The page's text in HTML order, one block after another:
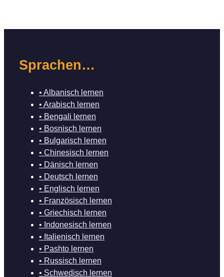
Sprachen…
• Albanisch lernen
• Arabisch lernen
• Bengali lernen
• Bosnisch lernen
• Bulgarisch lernen
• Chinesisch lernen
• Dänisch lernen
• Deutsch lernen
• Englisch lernen
• Französisch lernen
• Griechisch lernen
• Indonesisch lernen
• Italienisch lernen
• Pashto lernen
• Russisch lernen
• Schwedisch lernen